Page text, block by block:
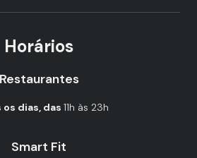
Horários
Restaurantes
os dias, das 11h às 23h
Smart Fit